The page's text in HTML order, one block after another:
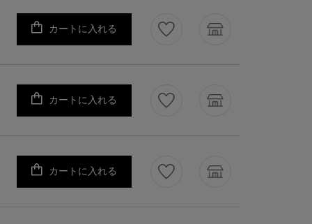
カートに入れる
カートに入れる
カートに入れる